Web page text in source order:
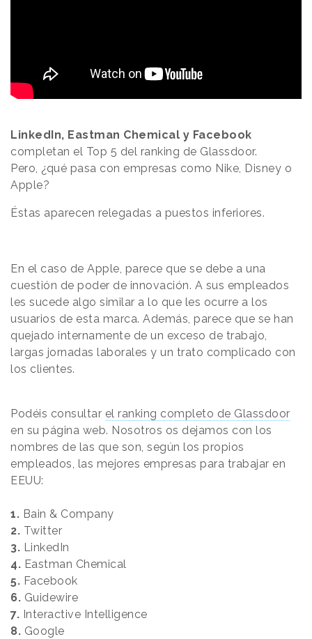
LinkedIn, Eastman Chemical y Facebook
completan el Top 5 del ranking de Glassdoor.
Pero, ¿qué pasa con empresas como Nike, Disney o
Apple?
Éstas aparecen relegadas a puestos inferiores.
En el caso de Apple, parece que se debe a una
cuestión de poder de innovación. A sus empleados
les sucede algo similar a lo que les ocurre a los
usuarios de esta marca. Además, parece que se han
quejado internamente de un exceso de trabajo,
largas jornadas laborales y un trato complicado con
los clientes.
Podéis consultar el ranking completo de Glassdoor
en su página web. Nosotros os dejamos con los
nombres de las que son, según los propios
empleados, las mejores empresas para trabajar en
EEUU:
1. Bain & Company
2. Twitter
3. LinkedIn
4. Eastman Chemical
5. Facebook
6. Guidewire
7. Interactive Intelligence
8. Google